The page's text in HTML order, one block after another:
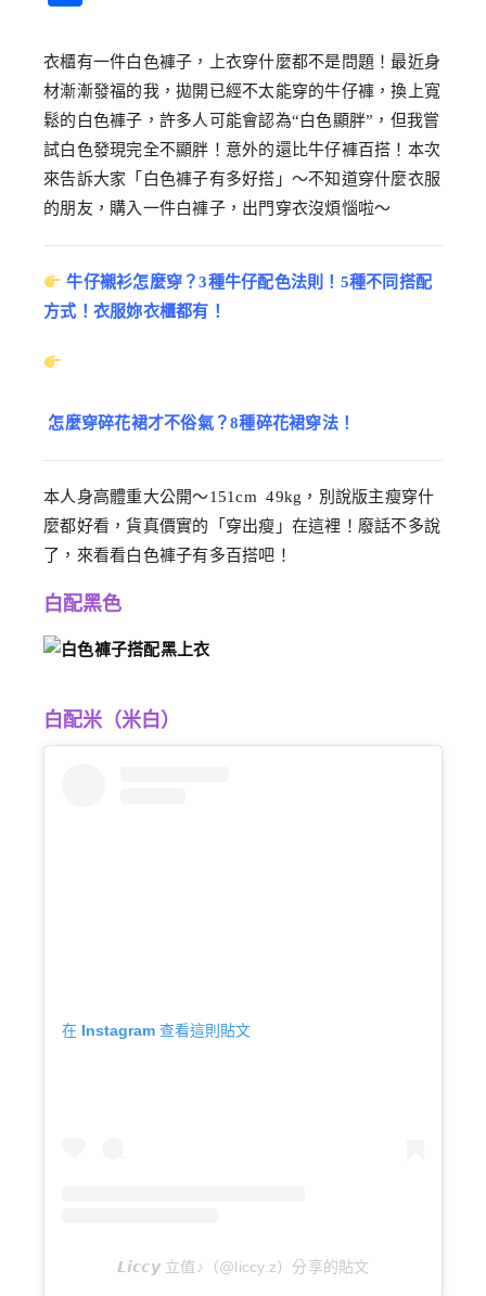
衣櫃有一件白色褲子，上衣穿什麼都不是問題！最近身
材漸漸發福的我，拋開已經不太能穿的牛仔褲，換上寬
鬆的白色褲子，許多人可能會認為“白色顯胖”，但我嘗
試白色發現完全不顯胖！意外的還比牛仔褲百搭！本次
來告訴大家「白色褲子有多好搭」～不知道穿什麼衣服
的朋友，購入一件白褲子，出門穿衣沒煩惱啦～
牛仔襯衫怎麼穿？3種牛仔配色法則！5種不同搭配
方式！衣服妳衣櫃都有！
怎麼穿碎花裙才不俗氣？8種碎花裙穿法！
本人身高體重大公開～151cm 49kg，別說版主瘦穿什
麼都好看，貨真價實的「穿出瘦」在這裡！廢話不多說
了，來看看白色褲子有多百搭吧！
白配黑色
白配米（米白）
在 Instagram 查看這則貼文
𝙇𝙞𝙘𝙘𝙮 立值♪（@liccy.z）分享的貼文